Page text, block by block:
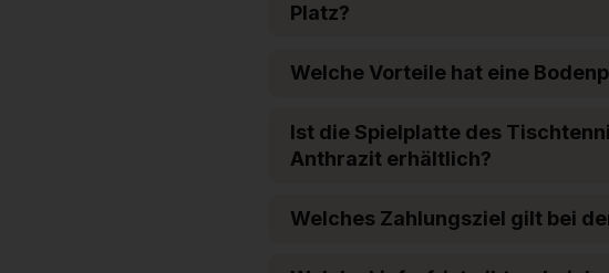
Platz?
Welche Vorteile hat eine
Ist die Spielplatte des
Anthrazit erhältlich?
Welches Zahlungsziel gilt bei